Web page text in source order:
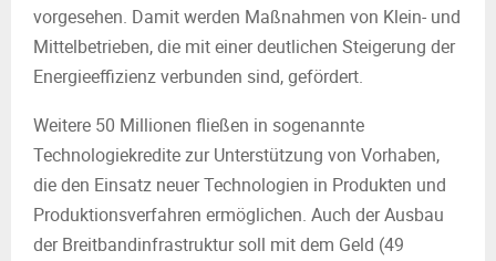
vorgesehen. Damit werden Maßnahmen von Klein- und
Mittelbetrieben, die mit einer deutlichen Steigerung der
Energieeffizienz verbunden sind, gefördert.
Weitere 50 Millionen fließen in sogenannte
Technologiekredite zur Unterstützung von Vorhaben,
die den Einsatz neuer Technologien in Produkten und
Produktionsverfahren ermöglichen. Auch der Ausbau
der Breitbandinfrastruktur soll mit dem Geld (49